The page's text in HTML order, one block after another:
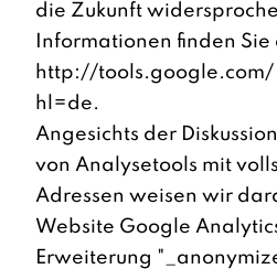
die Zukunft
Informationen finden Sie
http://
hl=de.
Angesichts der
von Analysetools mit
Adressen weisen wir
Website Google
Erweiterung